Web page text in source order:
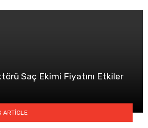
Saç Ekimi Fiyatını Etkiler
ARTICLE